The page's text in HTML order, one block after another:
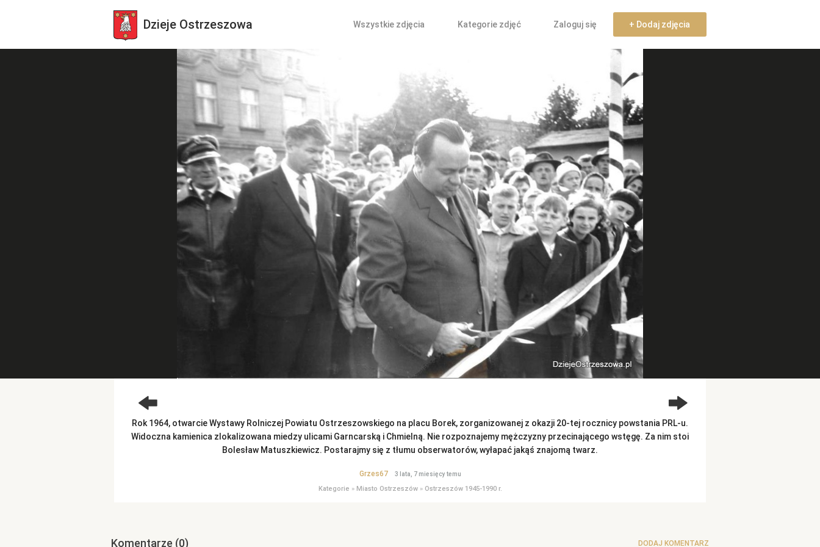
Dzieje Ostrzeszowa Wszystkie zdjęcia Kategorie zdjęć Zaloguj się + Dodaj zdjęcia
Rok 1964, otwarcie Wystawy Rolniczej Powiatu Ostrzeszowskiego na placu Borek, zorganizowanej z okazji 20-tej rocznicy powstania PRL-u.
Widoczna kamienica zlokalizowana miedzy ulicami Garncarską i Chmielną. Nie rozpoznajemy mężczyzny przecinającego wstęgę. Za nim stoi
Bolesław Matuszkiewicz. Postarajmy się z tłumu obserwatorów, wyłapać jakąś znajomą twarz.
Grzes67 3 lata, 7 miesięcy temu
Kategorie » Miasto Ostrzeszów» Ostrzeszów 1945-1990 r.
Komentarze (0) DODAJ KOMENTARZ